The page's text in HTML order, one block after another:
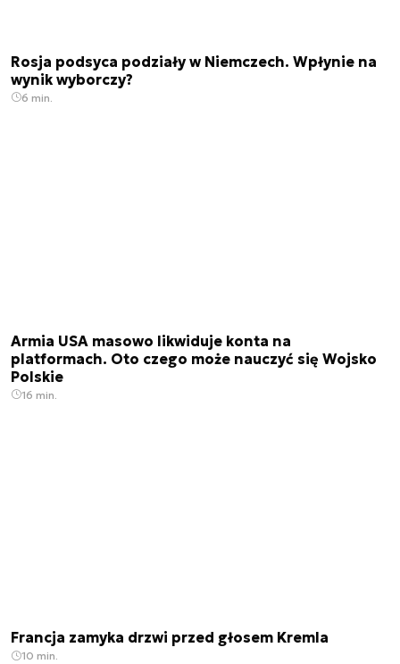
Rosja podsyca podziały w Niemczech. Wpłynie na
wynik wyborczy?
6 min.
Armia USA masowo likwiduje konta na
platformach. Oto czego może nauczyć się Wojsko
Polskie
16 min.
Francja zamyka drzwi przed głosem Kremla
10 min.